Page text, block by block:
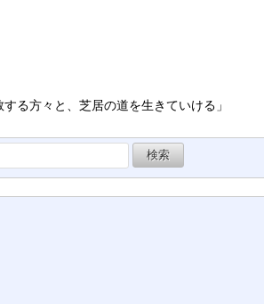
る方々と、芝居の道を生きていける」